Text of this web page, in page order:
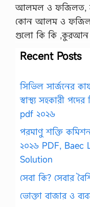
আলমল ও ফজিলত,
কোন আলম ও
গুলো কি কি ,কুরআন
Recent Posts
সিভিল সার্জনের
স্বাস্থ্য সহকারী
pdf ২০২৬
পরমাণু শক্তি কমিশন
২০২৬ PDF, Baec
Solution
সেবা কি? সেবার
ভোক্তা বাজার ও